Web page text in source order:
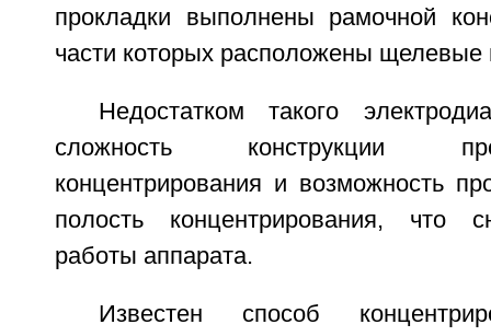
прокладки выполнены рамочной
части которых расположены щелевые
Недостатком такого
сложность конструкции
концентрирования и возможность
полость концентрирования, что
работы аппарата.
Известен способ